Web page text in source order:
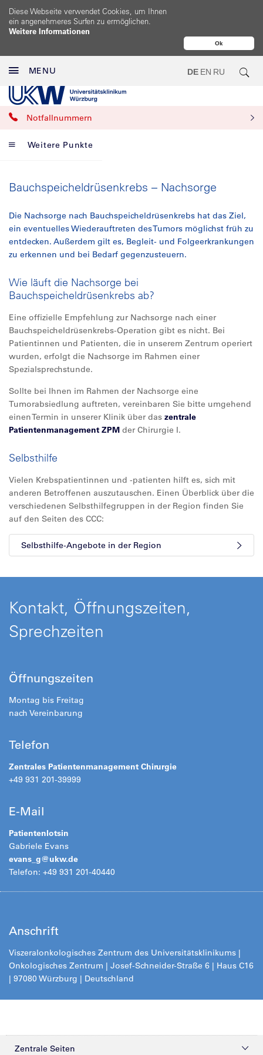
Ok
Diese Webseite verwendet Cookies, um Ihnen
ein angenehmeres Surfen zu ermöglichen.
Weitere Informationen
MENU DE EN RU
Notfallnummern
Weitere Punkte
Bauchspeicheldrüsenkrebs – Nachsorge
Die Nachsorge nach Bauchspeicheldrüsenkrebs hat das Ziel,
ein eventuelles Wiederauftreten des Tumors möglichst früh zu
entdecken. Außerdem gilt es, Begleit- und Folgeerkrankungen
zu erkennen und bei Bedarf gegenzusteuern.
Wie läuft die Nachsorge bei
Bauchspeicheldrüsenkrebs ab?
Eine offizielle Empfehlung zur Nachsorge nach einer
Bauchspeicheldrüsenkrebs-Operation gibt es nicht. Bei
Patientinnen und Patienten, die in unserem Zentrum operiert
wurden, erfolgt die Nachsorge im Rahmen einer
Spezialsprechstunde.
Sollte bei Ihnen im Rahmen der Nachsorge eine
Tumorabsiedlung auftreten, vereinbaren Sie bitte umgehend
einen Termin in unserer Klinik über das zentrale
Patientenmanagement ZPM der Chirurgie I.
Selbsthilfe
Vielen Krebspatientinnen und -patienten hilft es, sich mit
anderen Betroffenen auszutauschen. Einen Überblick über die
verschiedenen Selbsthilfegruppen in der Region finden Sie
auf den Seiten des CCC:
Selbsthilfe-Angebote in der Region
Kontakt, Öffnungszeiten,
Sprechzeiten
Öffnungszeiten
Montag bis Freitag
nach Vereinbarung
Telefon
Zentrales Patientenmanagement Chirurgie
+49 931 201-39999
E-Mail
Patientenlotsin
Gabriele Evans
evans_g@ukw.de
Telefon: +49 931 201-40440
Anschrift
Viszeralonkologisches Zentrum des Universitätsklinikums |
Onkologisches Zentrum | Josef-Schneider-Straße 6 | Haus C16
| 97080 Würzburg | Deutschland
Zentrale Seiten